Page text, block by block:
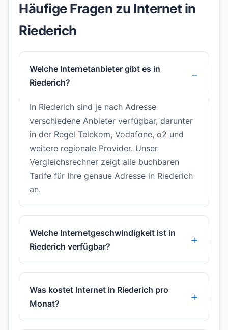
Häufige Fragen zu Internet in
Riederich
Welche Internetanbieter gibt es in
Riederich?
In Riederich sind je nach Adresse
verschiedene Anbieter verfügbar, darunter
in der Regel Telekom, Vodafone, o2 und
weitere regionale Provider. Unser
Vergleichsrechner zeigt alle buchbaren
Tarife für Ihre genaue Adresse in Riederich
an.
Welche Internetgeschwindigkeit ist in
Riederich verfügbar?
Was kostet Internet in Riederich pro
Monat?